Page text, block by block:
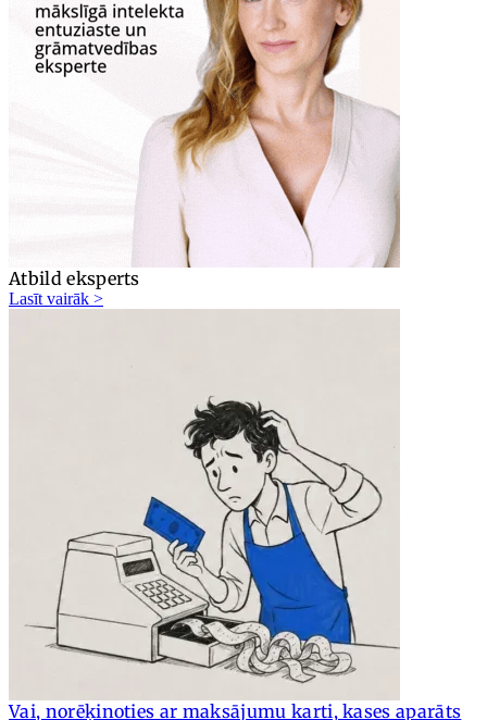
Atbild eksperts
Lasīt vairāk >
Vai, norēķinoties ar maksājumu karti, kases aparāts